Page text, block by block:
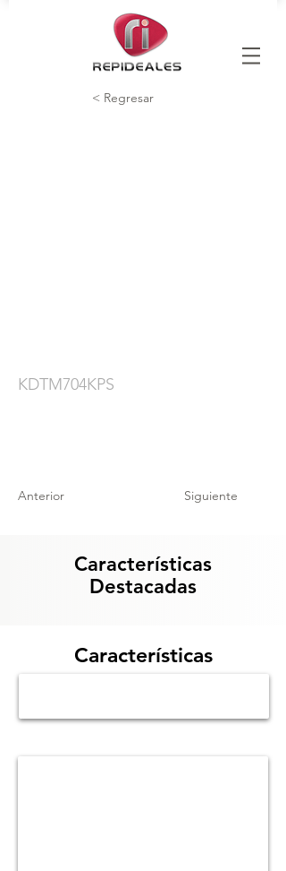
< Regresar
KDTM704KPS
Anterior Siguiente
Características
Destacadas
Características